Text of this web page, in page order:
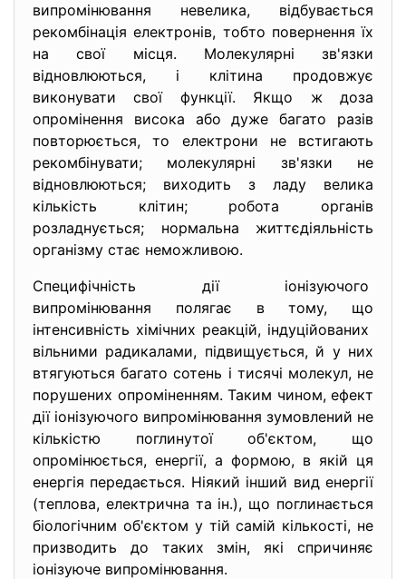
випромінювання невелика, відбувається
рекомбінація електронів, тобто повернення їх
на свої місця. Молекулярні зв'язки
відновлюються, і клітина продовжує
виконувати свої функції. Якщо ж доза
опромінення висока або дуже багато разів
повторюється, то електрони не встигають
рекомбінувати; молекулярні зв'язки не
відновлюються; виходить з ладу велика
кількість клітин; робота органів
розладнується; нормальна життєдіяльність
організму стає неможливою.
Специфічність дії іонізуючого
випромінювання полягає в тому, що
інтенсивність хімічних реакцій, індуційованих
вільними радикалами, підвищується, й у них
втягуються багато сотень і тисячі молекул, не
порушених опроміненням. Таким чином, ефект
дії іонізуючого випромінювання зумовлений не
кількістю поглинутої об'єктом, що
опромінюється, енергії, а формою, в якій ця
енергія передається. Ніякий інший вид енергії
(теплова, електрична та ін.), що поглинається
біологічним об'єктом у тій самій кількості, не
призводить до таких змін, які спричиняє
іонізуюче випромінювання.